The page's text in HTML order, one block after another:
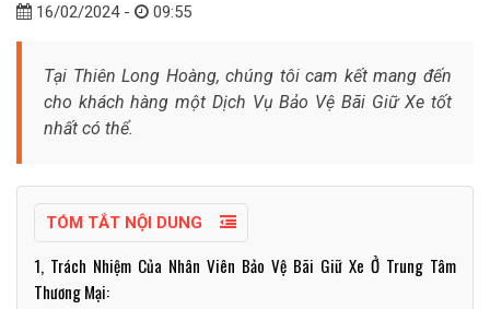
16/02/2024 - 09:55
Tại Thiên Long Hoàng, chúng tôi cam kết mang đến
cho khách hàng một Dịch Vụ Bảo Vệ Bãi Giữ Xe tốt
nhất có thể.
TÓM TẮT NỘI DUNG
1, Trách Nhiệm Của Nhân Viên Bảo Vệ Bãi Giữ Xe Ở Trung Tâm
Thương Mại: